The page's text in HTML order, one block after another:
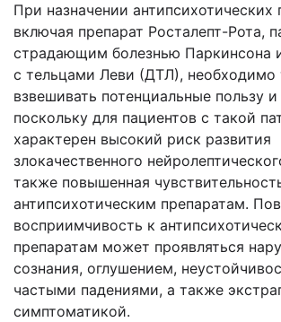
При назначении антипсихотических
включая препарат Росталепт-Рота,
страдающим болезнью Паркинсона
с тельцами Леви (ДТЛ), необходимо
взвешивать потенциальные пользу
поскольку для пациентов с такой
характерен высокий риск развития
злокачественного
также повышенная
антипсихотическим препаратам.
восприимчивость к
препаратам может проявляться
сознания, оглушением,
частыми падениями, а также
симптоматикой.